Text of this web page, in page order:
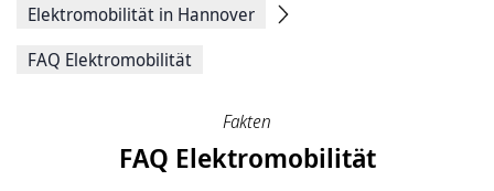
Seite
Elektromobilität in Hannover
FAQ Elektromobilität
Fakten
FAQ Elektromobilität